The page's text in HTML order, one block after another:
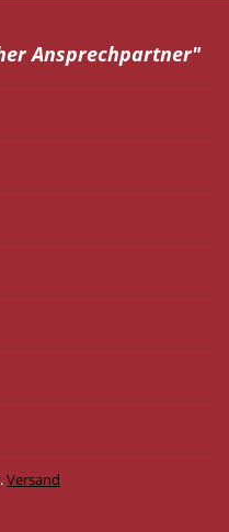
Ansprechpartner"
Versand